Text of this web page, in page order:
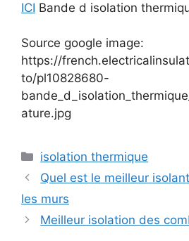
ICI Bande d isolation
Source google image:
https://
to/pl10828680-
ature.jpg
Catégories
isolation thermique
Quel est le meilleur
les murs
Meilleur isolation des